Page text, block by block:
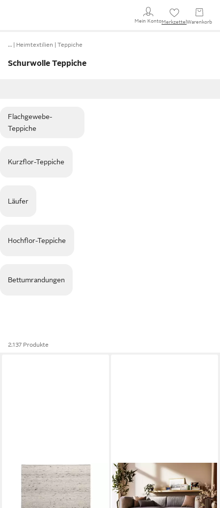
Mein KontoMerkzettel Warenkorb
… Heimtextilien Teppiche
Schurwolle Teppiche
Flachgewebe-
Teppiche
Kurzflor-Teppiche
Läufer
Hochflor-Teppiche
Bettumrandungen
2.137 Produkte